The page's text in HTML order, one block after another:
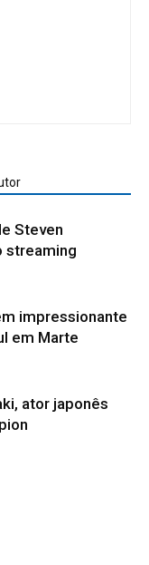
Steven
streaming
impressionante
em Marte
ator japonês